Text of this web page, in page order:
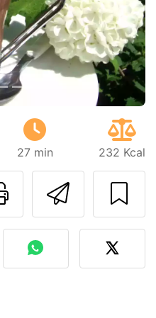
27 min 232 Kcal
Imprimer
une
photo de